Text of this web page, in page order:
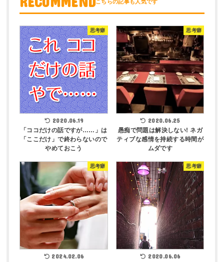
思考癖
2020.06.19
「ココだけの話ですが……」は
「ここだけ」で終わらないので
やめておこう
思考癖
2020.06.25
愚痴で問題は解決しない! ネガ
ティブな感情を持続する時間が
ムダです
思考癖
2024.02.06
思考癖
2020.06.06